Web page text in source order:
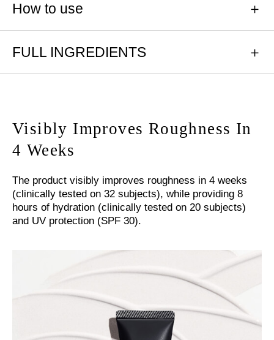
How to use
FULL INGREDIENTS
Visibly Improves Roughness In
4 Weeks
The product visibly improves roughness in 4 weeks
(clinically tested on 32 subjects), while providing 8
hours of hydration (clinically tested on 20 subjects)
and UV protection (SPF 30).